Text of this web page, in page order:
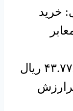
خرید
مبلغ پروژه: ۴۳.۷۷۸.۶۴۵.۰۰۰ ریال